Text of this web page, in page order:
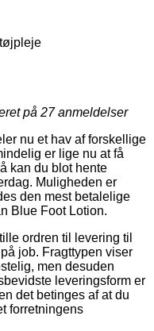
på 27anmeldelser
nu et hav af forskellige
er lige nu at få
kan du blot hente
Muligheden er
den mest betalelige
Blue Foot Lotion.
ordren til levering til
job. Fragttypen viser
men desuden
leveringsform er
det betinges af at du
forretningens